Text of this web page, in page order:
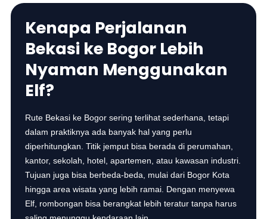
Kenapa Perjalanan
Bekasi ke Bogor Lebih
Nyaman Menggunakan
Elf?
Rute Bekasi ke Bogor sering terlihat sederhana, tetapi
dalam praktiknya ada banyak hal yang perlu
diperhitungkan. Titik jemput bisa berada di perumahan,
kantor, sekolah, hotel, apartemen, atau kawasan industri.
Tujuan juga bisa berbeda-beda, mulai dari Bogor Kota
hingga area wisata yang lebih ramai. Dengan menyewa
Elf, rombongan bisa berangkat lebih teratur tanpa harus